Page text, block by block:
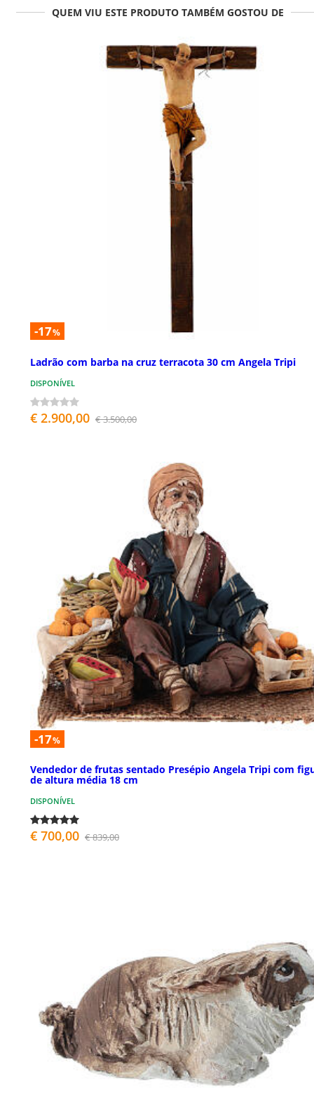
QUEM VIU ESTE PRODUTO TAMBÉM GOSTOU DE
-17%
Ladrão com barba na cruz terracota 30 cm Angela Tripi
DISPONÍVEL
€ 2.900,00 € 3.500,00
-17%
Vendedor de frutas sentado Presépio Angela Tripi com
de altura média 18 cm
DISPONÍVEL
€ 700,00 € 839,00